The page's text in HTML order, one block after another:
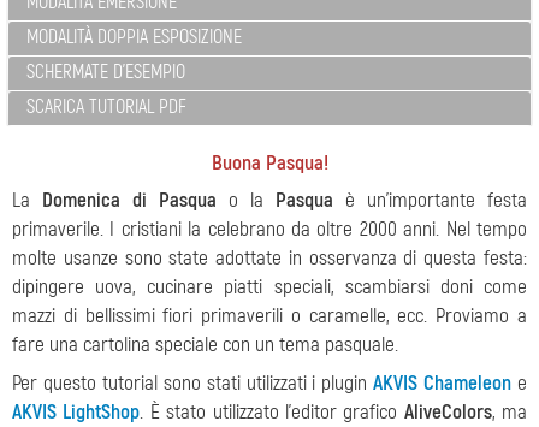
MODALITÀ DOPPIA ESPOSIZIONE
SCHERMATE D'ESEMPIO
SCARICA TUTORIAL PDF
Buona Pasqua!
La Domenica di Pasqua o la Pasqua è un'importante festa
primaverile. I cristiani la celebrano da oltre 2000 anni. Nel tempo
molte usanze sono state adottate in osservanza di questa festa:
dipingere uova, cucinare piatti speciali, scambiarsi doni come
mazzi di bellissimi fiori primaverili o caramelle, ecc. Proviamo a
fare una cartolina speciale con un tema pasquale.
Per questo tutorial sono stati utilizzati i pluginAKVIS Chameleon e
AKVIS LightShop. È stato utilizzato l'editor grafico AliveColors, ma